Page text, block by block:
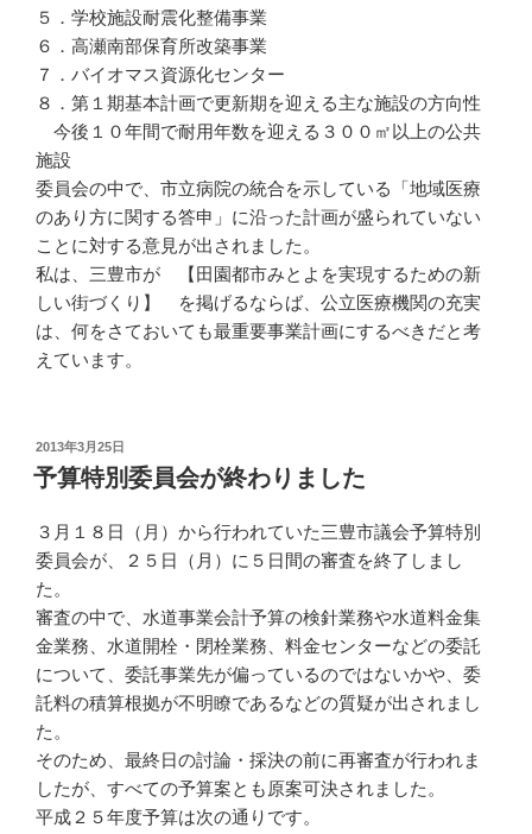
５．学校施設耐震化整備事業
６．高瀬南部保育所改築事業
７．バイオマス資源化センター
８．第１期基本計画で更新期を迎える主な施設の方向性
今後１０年間で耐用年数を迎える３００㎡以上の公共
施設
委員会の中で、市立病院の統合を示している「地域医療
のあり方に関する答申」に沿った計画が盛られていない
ことに対する意見が出されました。
私は、三豊市が 【田園都市みとよを実現するための新
しい街づくり】 を掲げるならば、公立医療機関の充実
は、何をさておいても最重要事業計画にするべきだと考
えています。
投
稿
日:
2013年3月25日
予算特別委員会が終わりました
３月１８日（月）から行われていた三豊市議会予算特別
委員会が、２５日（月）に５日間の審査を終了しまし
た。
審査の中で、水道事業会計予算の検針業務や水道料金集
金業務、水道開栓・閉栓業務、料金センターなどの委託
について、委託事業先が偏っているのではないかや、委
託料の積算根拠が不明瞭であるなどの質疑が出されまし
た。
そのため、最終日の討論・採決の前に再審査が行われま
したが、すべての予算案とも原案可決されました。
平成２５年度予算は次の通りです。